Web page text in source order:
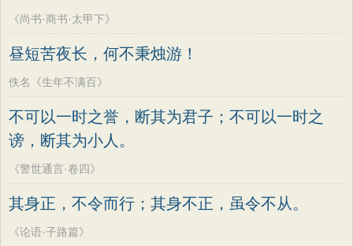
《尚书·商书·太甲下》
昼短苦夜长，何不秉烛游！
佚名《生年不满百》
不可以一时之誉，断其为君子；不可以一时之
谤，断其为小人。
《警世通言·卷四》
其身正，不令而行；其身不正，虽令不从。
《论语·子路篇》